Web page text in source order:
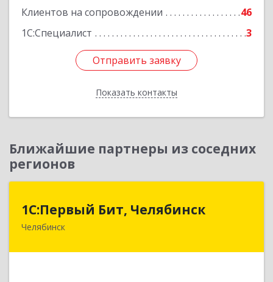
Клиентов на сопровождении
46
1С:Специалист
3
Отправить заявку
Показать контакты
Отправить заявку
Назад
Ближайшие партнеры из соседних
регионов
1С:Первый Бит, Челябинск
Челябинск
1С:Первый Бит, Челябинск